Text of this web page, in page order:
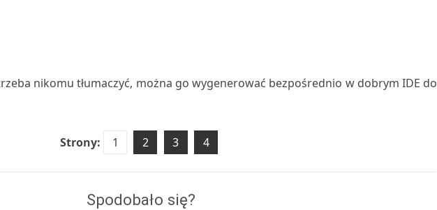
nikomu tłumaczyć, można go wygenerować bezpośrednio w dobrym IDE do
Strony: 1 2 3 4
Spodobało się?